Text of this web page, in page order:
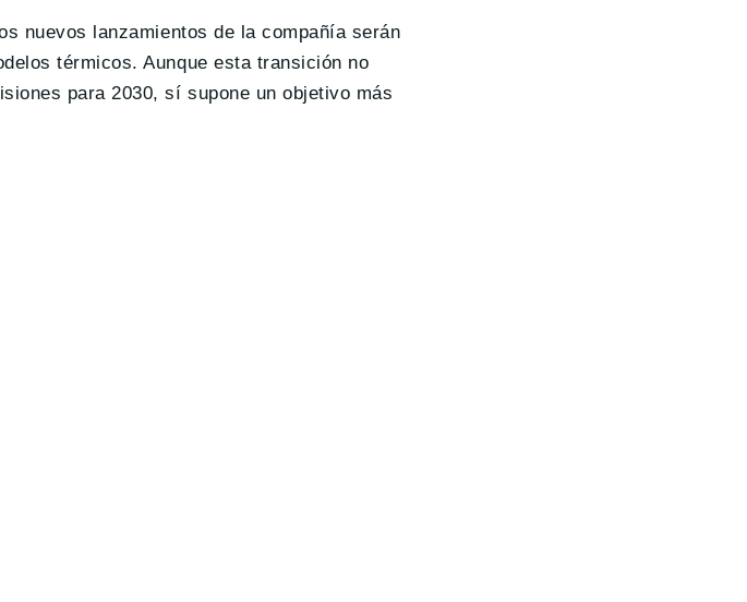
nuevos lanzamientos de la compañía serán
térmicos. Aunque esta transición no
para 2030, sí supone un objetivo más